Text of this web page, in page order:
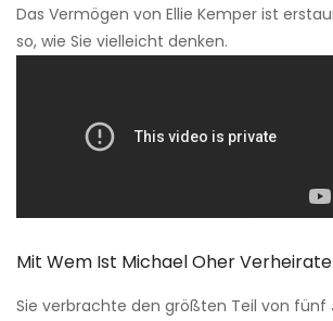
Das Vermögen von Ellie Kemper ist
so, wie Sie vielleicht denken.
Mit Wem Ist Michael Oher
Sie verbrachte den größten Teil von fünf